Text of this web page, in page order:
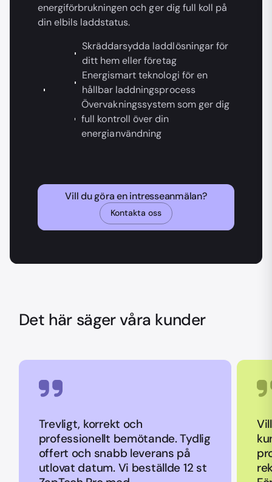
energiförbrukningen och ger dig full koll på
din elbils laddstatus.
Skräddarsydda laddlösningar för
ditt hem eller företag
Energismart teknologi för en
hållbar laddningsprocess
Övervakningssystem som ger dig
full kontroll över din
energianvändning
Vill du göra en intresseanmälan?
Kontakta oss
Det här säger våra kunder
Trevligt, korrekt och
professionellt bemötande. Tydlig
offert och snabb leverans på
utlovat datum. Vi beställde 12 st